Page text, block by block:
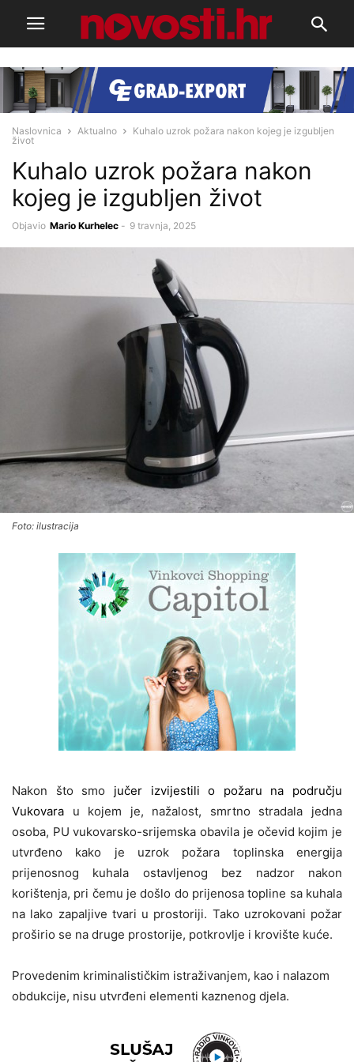
Naslovnica Aktualno
Kuhalo uzrok požara nakon kojeg je izgubljen
život
Kuhalo uzrok požara nakon
kojeg je izgubljen život
Objavio Mario Kurhelec - 9 travnja, 2025
Foto: ilustracija
Nakon što smo jučer izvijestili o požaru na području
Vukovara u kojem je, nažalost, smrtno stradala jedna
osoba, PU vukovarsko-srijemska obavila je očevid kojim je
utvrđeno kako je uzrok požara toplinska energija
prijenosnog kuhala ostavljenog bez nadzor nakon
korištenja, pri čemu je došlo do prijenosa topline sa kuhala
na lako zapaljive tvari u prostoriji. Tako uzrokovani požar
proširio se na druge prostorije, potkrovlje i krovište kuće.
Provedenim kriminalističkim istraživanjem, kao i nalazom
obdukcije, nisu utvrđeni elementi kaznenog djela.